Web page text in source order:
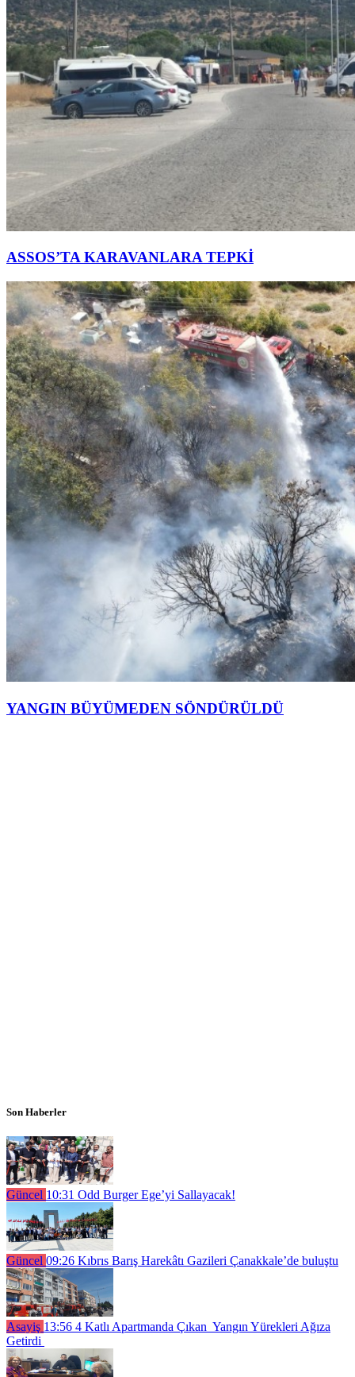
ASSOS’TA KARAVANLARA TEPKİ
YANGIN BÜYÜMEDEN SÖNDÜRÜLDÜ
Son Haberler
Güncel 10:31 Odd Burger Ege’yi Sallayacak!
Güncel 09:26 Kıbrıs Barış Harekâtı Gazileri Çanakkale’de buluştu
Asayiş 13:56 4 Katlı Apartmanda Çıkan Yangın Yürekleri Ağıza
Getirdi